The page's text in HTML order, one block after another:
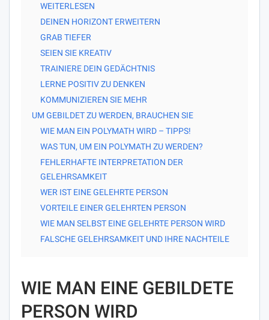
WEITERLESEN
DEINEN HORIZONT ERWEITERN
GRAB TIEFER
SEIEN SIE KREATIV
TRAINIERE DEIN GEDÄCHTNIS
LERNE POSITIV ZU DENKEN
KOMMUNIZIEREN SIE MEHR
UM GEBILDET ZU WERDEN, BRAUCHEN SIE
WIE MAN EIN POLYMATH WIRD – TIPPS!
WAS TUN, UM EIN POLYMATH ZU WERDEN?
FEHLERHAFTE INTERPRETATION DER
GELEHRSAMKEIT
WER IST EINE GELEHRTE PERSON
VORTEILE EINER GELEHRTEN PERSON
WIE MAN SELBST EINE GELEHRTE PERSON WIRD
FALSCHE GELEHRSAMKEIT UND IHRE NACHTEILE
WIE MAN EINE GEBILDETE
PERSON WIRD